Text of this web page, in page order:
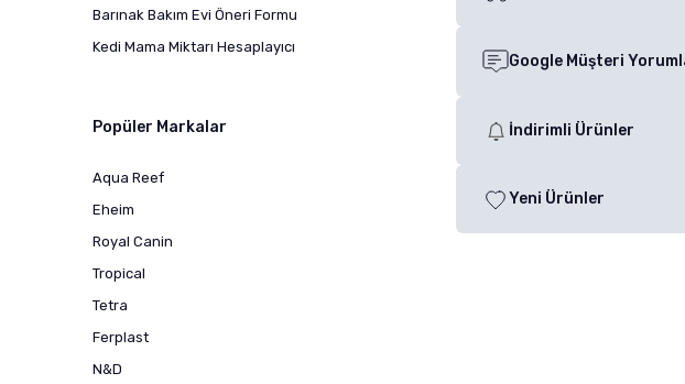
Barınak Bakım Evi Öneri Formu
Kedi Mama Miktarı Hesaplayıcı
Popüler Markalar
Aqua Reef
Eheim
Royal Canin
Tropical
Tetra
Ferplast
N&D
Google Müşteri
İndirimli Ürünler
Yeni Ürünler